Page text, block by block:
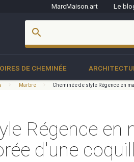
MarcMaison.art Le
search
DE CHEMINÉE
Marbre Cheminée de style Régence en
Régence en
d'une